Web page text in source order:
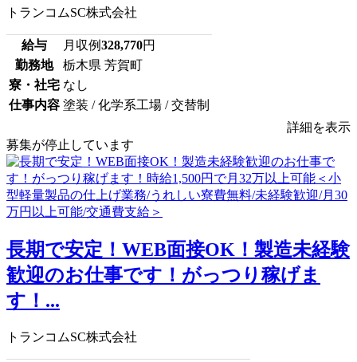
トランコムSC株式会社
給与 月収例328,770円
勤務地
栃木県 芳賀町
寮・社宅 なし
仕事内容 塗装 / 化学系工場 / 交替制
詳細を表示
募集が停止しています
長期で安定！WEB面接OK！製造未経験
歓迎のお仕事です！がっつり稼げま
す！...
トランコムSC株式会社